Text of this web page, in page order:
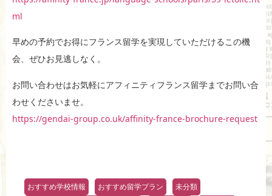
ml
早めの予約でお得にフランス留学を実現していただけるこの機
会、ぜひお見逃しなく。
お問い合わせはお気軽にアフィニティフランス留学までお問い合
わせくださいませ。
https://gendai-group.co.uk/affinity-france-brochure-request
おすすめ学校情報 おすすめ留学プラン
未分類